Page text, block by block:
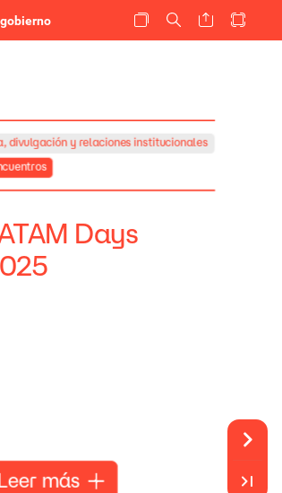
Days
más
divulgación y relaciones institucionales